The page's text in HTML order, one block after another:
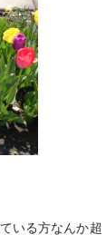
いる方なんか超